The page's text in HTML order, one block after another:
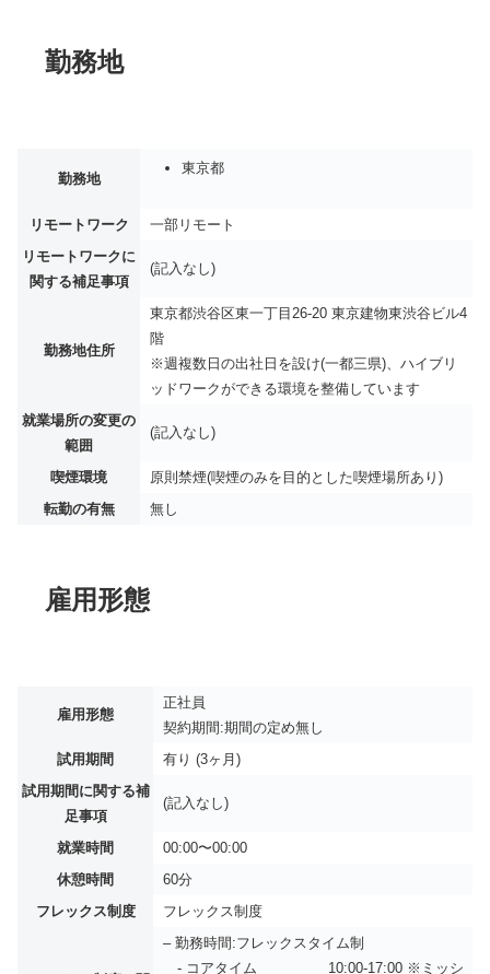
勤務地
勤務地
東京都
リモートワーク
一部リモート
リモートワークに
関する補足事項
(記入なし)
勤務地住所
東京都渋谷区東一丁目26-20 東京建物東渋谷ビル4
階
※週複数日の出社日を設け(一都三県)、ハイブリ
ッドワークができる環境を整備しています
就業場所の変更の
範囲
(記入なし)
喫煙環境
原則禁煙(喫煙のみを目的とした喫煙場所あり)
転勤の有無
無し
雇用形態
雇用形態
正社員
契約期間:期間の定め無し
試用期間
有り (3ヶ月)
試用期間に関する補
足事項
(記入なし)
就業時間
00:00〜00:00
休憩時間
60分
フレックス制度
フレックス制度
– 勤務時間:フレックスタイム制
- コアタイム 10:00-17:00 ※ミッシ